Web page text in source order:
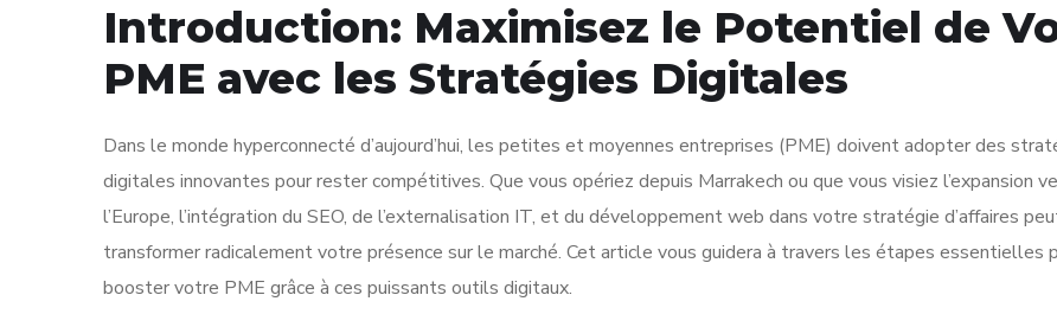
Introduction: Maximisez le Potentiel de
PME avec les Stratégies Digitales
Dans le monde hyperconnecté d’aujourd’hui, les petites et moyennes entreprises (PME) doivent adopter des
digitales innovantes pour rester compétitives. Que vous opériez depuis Marrakech ou que vous visiez l’expansion
l’Europe, l’intégration du SEO, de l’externalisation IT, et du développement web dans votre stratégie d’affaires
transformer radicalement votre présence sur le marché. Cet article vous guidera à travers les étapes essentielles
booster votre PME grâce à ces puissants outils digitaux.